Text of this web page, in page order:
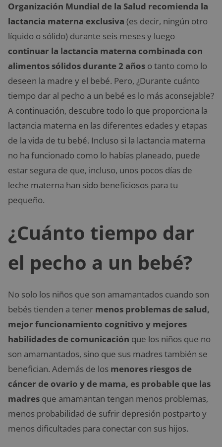
Organización Mundial de la Salud recomienda la
lactancia materna exclusiva (es decir, ningún otro
líquido o sólido) durante seis meses y luego
continuar la lactancia materna combinada con
alimentos sólidos durante 2 años o tanto como lo
deseen la madre y el bebé. Pero, ¿Durante cuánto
tiempo dar al pecho a un bebé es lo más aconsejable?
A continuación, descubre todo lo que proporciona la
lactancia materna en las diferentes edades y etapas
de la vida de tu bebé. Incluso si la lactancia materna
no ha funcionado como lo habías planeado, puede
estar segura de que, incluso, unos pocos días de
leche materna han sido beneficiosos para tu
pequeño.
¿Cuánto tiempo dar
el pecho a un bebé?
No solo los niños que son amamantados cuando son
bebés tienden a tener menos problemas de salud,
mejor funcionamiento cognitivo y mejores
habilidades de comunicación que los niños que no
son amamantados, sino que sus madres también se
benefician. Además de los menores riesgos de
cáncer de ovario y de mama, es probable que las
madres que amamantan tengan menos problemas,
menos probabilidad de sufrir depresión postparto y
menos dificultades para conectar con sus hijos.